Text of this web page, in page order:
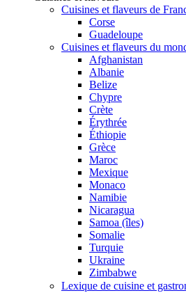
Cuisines et flaveurs de
Corse
Guadeloupe
Cuisines et flaveurs du
Afghanistan
Albanie
Belize
Chypre
Crète
Érythrée
Éthiopie
Grèce
Maroc
Mexique
Monaco
Namibie
Nicaragua
Samoa (îles)
Somalie
Turquie
Ukraine
Zimbabwe
Lexique de cuisine et